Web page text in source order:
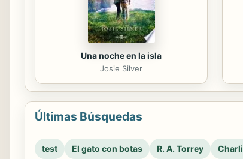
Una noche en la isla
Josie Silver
Últimas Búsquedas
test El gato con botas R. A. Torrey